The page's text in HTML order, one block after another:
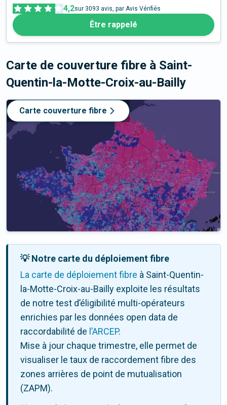
4,2sur 3093 avis, par Avis Vérifiés
Être rappelé
Carte de couverture fibre à Saint-
Quentin-la-Motte-Croix-au-Bailly
Carte couverture fibre
💡 Notre carte du déploiement fibre
La carte de déploiement fibre à Saint-Quentin-
la-Motte-Croix-au-Bailly exploite les résultats
de notre test d’éligibilité multi-opérateurs
enrichies par les données open data de
raccordabilité de l’ARCEP.
Mise à jour chaque trimestre, elle permet de
visualiser le taux de raccordement fibre des
zones arrières de point de mutualisation
(ZAPM).